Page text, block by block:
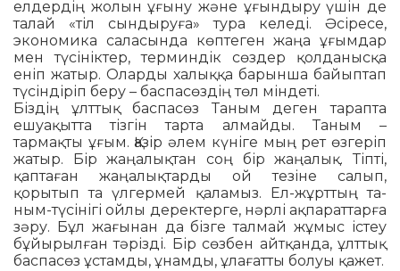
елдердің жолын ұғыну және ұғын­дыру үшін де
талай «тіл сындыру­ға» тура келеді. Әсіресе,
экономика са­ла­сында көптеген жаңа ұғымдар
мен түсініктер, терминдік сөздер қол­да­нысқа
еніп жатыр. Оларды халыққа барынша байыптап
түсіндіріп беру – баспасөздің төл міндеті.
Біздің ұлттық баспасөз Таным де­ген тарапта
ешуақытта тізгін тарта алмайды. Таным –
тармақты ұғым. Қа­зір әлем күніге мың рет өзгеріп
жа­тыр. Бір жаңалықтан соң бір жаңалық. Тіпті,
қаптаған жаңа­лық­тар­ды ой тезіне салып,
қорытып та үл­гермей қаламыз. Ел-жұрттың та­
ным-түсінігі ойлы деректерге, нәрлі ақ­параттарға
зәру. Бұл жағынан да біз­ге талмай жұмыс істеу
бұйырылған тә­різді. Бір сөзбен айтқанда, ұлттық
бас­пасөз ұстамды, ұнамды, ұлағатты болуы қажет.